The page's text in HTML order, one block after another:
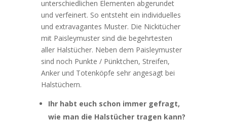
unterschiedlichen Elementen abgerundet
und verfeinert. So entsteht ein individuelles
und extravagantes Muster. Die Nickitücher
mit Paisleymuster sind die begehrtesten
aller Halstücher. Neben dem Paisleymuster
sind noch Punkte / Pünktchen, Streifen,
Anker und Totenköpfe sehr angesagt bei
Halstüchern.
Ihr habt euch schon immer gefragt,
wie man die Halstücher tragen kann?